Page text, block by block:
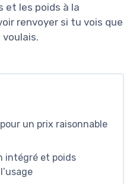
les poids à la
renvoyer si tu vois que
voulais.
un prix raisonnable
intégré et poids